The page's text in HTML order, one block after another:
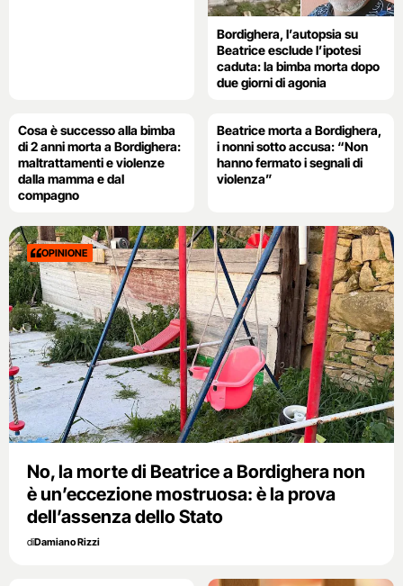
Bordighera, l’autopsia su
Beatrice esclude l’ipotesi
caduta: la bimba morta dopo
due giorni di agonia
Cosa è successo alla bimba
di 2 anni morta a Bordighera:
maltrattamenti e violenze
dalla mamma e dal
compagno
Beatrice morta a Bordighera,
i nonni sotto accusa: “Non
hanno fermato i segnali di
violenza”
OPINIONE
No, la morte di Beatrice a Bordighera non
è un’eccezione mostruosa: è la prova
dell’assenza dello Stato
diDamiano Rizzi